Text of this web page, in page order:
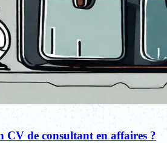
CV de consultant en affaires ?